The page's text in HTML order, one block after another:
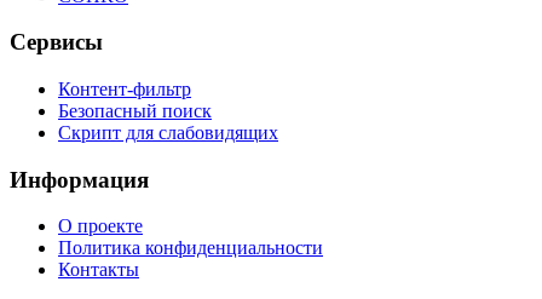
Сервисы
Контент-фильтр
Безопасный поиск
Скрипт для слабовидящих
Информация
О проекте
Политика конфиденциальности
Контакты